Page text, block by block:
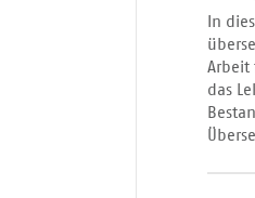
In
Arbeit
das